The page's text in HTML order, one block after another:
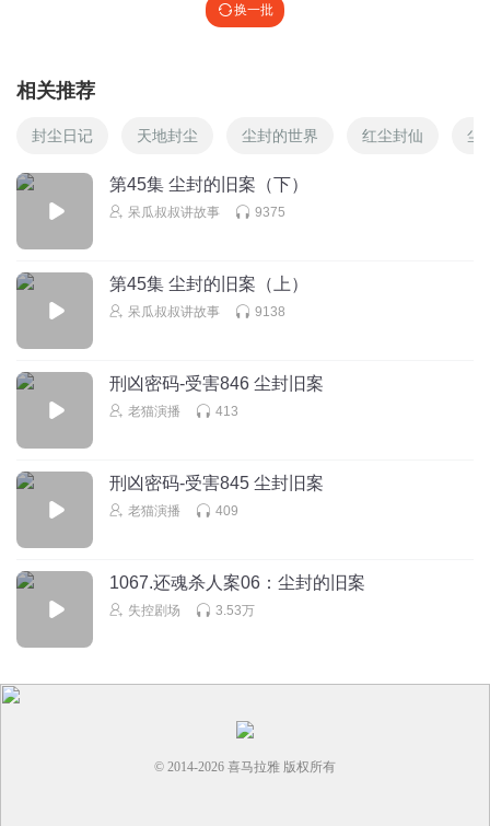
换一批
相关推荐
封尘日记 天地封尘 尘封的世界 红尘封仙 尘
第45集 尘封的旧案（下）
呆瓜叔叔讲故事 9375
第45集 尘封的旧案（上）
呆瓜叔叔讲故事 9138
刑凶密码-受害846 尘封旧案
老猫演播 413
刑凶密码-受害845 尘封旧案
老猫演播 409
1067.还魂杀人案06：尘封的旧案
失控剧场 3.53万
© 2014-2026 喜马拉雅 版权所有